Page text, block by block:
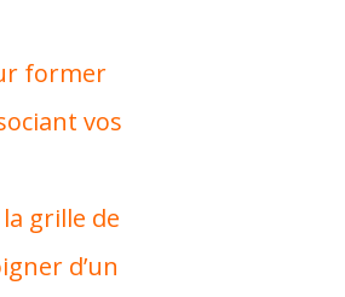
former
vos
grille de
d’un